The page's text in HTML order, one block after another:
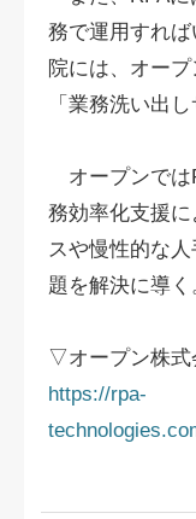
務で運用すれ
院には、オー
「業務洗い出
オープンでは
務効率化支援
スや慢性的な
題を解決に導く
▽オープン株式
https://rpa-